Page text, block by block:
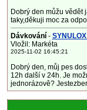
Dobrý den můžu vědět
taky,děkuji moc za
Dávkování -
Vložil: Markéta
2025-11-02 16:45:21
Dobrý den, můj pes
12h další v 24h. Je
jednorázově?